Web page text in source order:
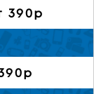
390р